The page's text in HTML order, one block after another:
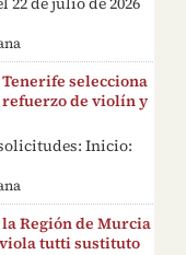
selecciona
de violín y
Inicio:
Región de Murcia
tutti sustituto